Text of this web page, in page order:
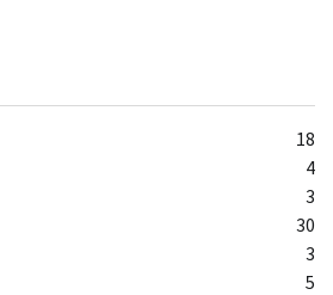
18
4
3
30
3
5